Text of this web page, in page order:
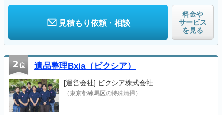
見積もり依頼・相談
料金や
サービス
を見る
2位 遺品整理Bxia（ビクシア）
[運営会社] ビクシア株式会社
（東京都練馬区の特殊清掃）